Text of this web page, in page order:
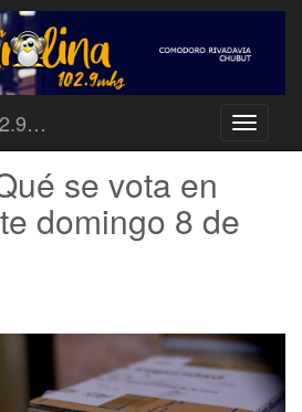
Toggle
se vota en
domingo 8 de